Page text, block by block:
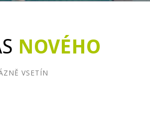
NOVÉHO
VSETÍN